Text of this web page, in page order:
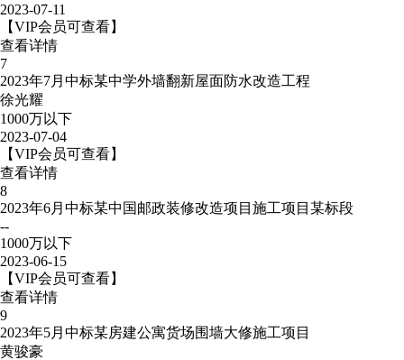
2023-07-11
【VIP会员可查看】
查看详情
7
2023年7月中标某中学外墙翻新屋面防水改造工程
徐光耀
1000万以下
2023-07-04
【VIP会员可查看】
查看详情
8
2023年6月中标某中国邮政装修改造项目施工项目某标段
--
1000万以下
2023-06-15
【VIP会员可查看】
查看详情
9
2023年5月中标某房建公寓货场围墙大修施工项目
黄骏豪